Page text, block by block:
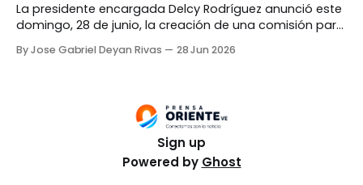
La presidente encargada Delcy Rodríguez anunció este
domingo, 28 de junio, la creación de una comisión para
afectadas por el doblete sísmico del pasado
instituciones públicas, organizaciones de ingenieros y
By Jose Gabriel Deyan Rivas 28 Jun 2026
Sign up
Powered by Ghost